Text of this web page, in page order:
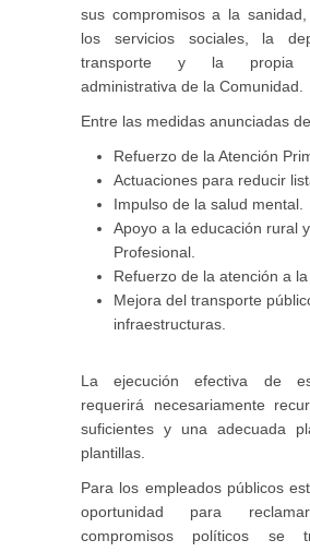
sus compromisos a la sanidad,
los servicios sociales, la
transporte y la propia
administrativa de la Comunidad.
Entre las medidas anunciadas
Refuerzo de la Atención
Actuaciones para reducir
Impulso de la salud mental.
Apoyo a la educación rural
Profesional.
Refuerzo de la atención a la
Mejora del transporte
infraestructuras.
La ejecución efectiva de
requerirá necesariamente
suficientes y una adecuada
plantillas.
Para los empleados públicos
oportunidad para
compromisos políticos se